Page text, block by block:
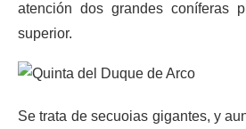
atención dos grandes coníferas
superior.
Se trata de secuoias gigantes, y